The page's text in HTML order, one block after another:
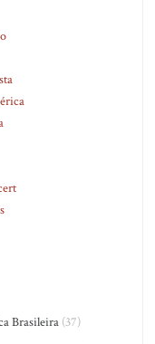
Brasileira (37)